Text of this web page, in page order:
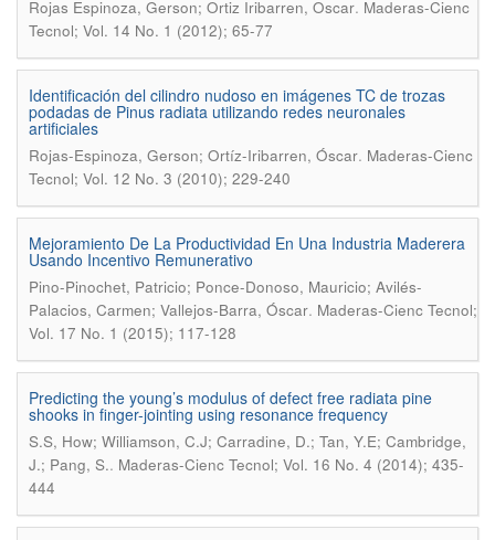
Rojas Espinoza, Gerson; Ortiz Iribarren, Oscar. Maderas-Cienc
Tecnol; Vol. 14 No. 1 (2012); 65-77
Identificación del cilindro nudoso en imágenes TC de trozas
podadas de Pinus radiata utilizando redes neuronales
artificiales
Rojas-Espinoza, Gerson; Ortíz-Iribarren, Óscar. Maderas-Cienc
Tecnol; Vol. 12 No. 3 (2010); 229-240
Mejoramiento De La Productividad En Una Industria Maderera
Usando Incentivo Remunerativo
Pino-Pinochet, Patricio; Ponce-Donoso, Mauricio; Avilés-
Palacios, Carmen; Vallejos-Barra, Óscar. Maderas-Cienc Tecnol;
Vol. 17 No. 1 (2015); 117-128
Predicting the young’s modulus of defect free radiata pine
shooks in finger-jointing using resonance frequency
S.S, How; Williamson, C.J; Carradine, D.; Tan, Y.E; Cambridge,
J.; Pang, S.. Maderas-Cienc Tecnol; Vol. 16 No. 4 (2014); 435-
444